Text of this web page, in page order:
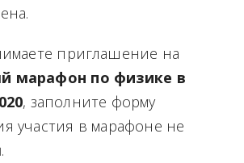
приглашение на
марафон по физике в
, заполните форму
участия в марафоне не
.